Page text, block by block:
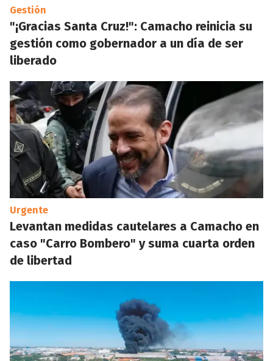
Gestión
"¡Gracias Santa Cruz!": Camacho reinicia su
gestión como gobernador a un día de ser
liberado
Urgente
Levantan medidas cautelares a Camacho en
caso "Carro Bombero" y suma cuarta orden
de libertad